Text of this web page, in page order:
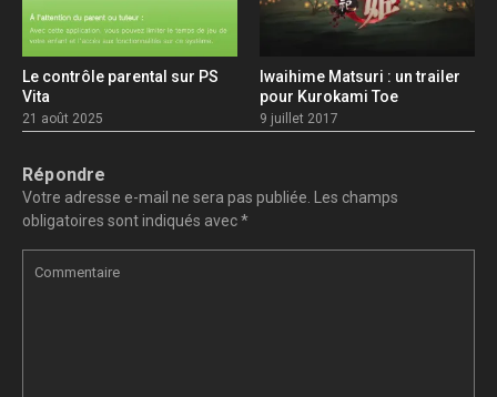
Le contrôle parental sur PS
Vita
21 août 2025
Iwaihime Matsuri : un trailer
pour Kurokami Toe
9 juillet 2017
Répondre
Votre adresse e-mail ne sera pas publiée. Les champs
obligatoires sont indiqués avec*